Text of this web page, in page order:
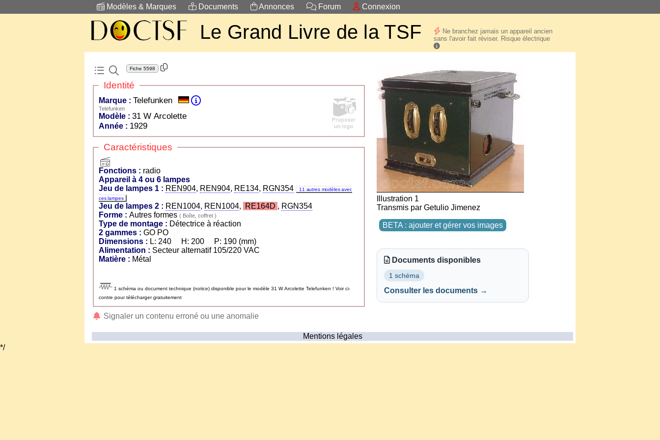
Modèles & Marques Documents Annonces Forum Connexion
Le Grand Livre de la TSF
Ne branchez jamais un appareil ancien
sans l'avoir fait réviser. Risque électrique
Fiche 5598
Identité
Marque : Telefunken
Telefunken
Modèle : 31 W Arcolette
Année : 1929
Caractéristiques
Fonctions : radio
Appareil à 4 ou 6 lampes
Jeu de lampes 1 : REN904, REN904, RE134, RGN354
11 autres modèles avec
ces lampes
Jeu de lampes 2 : REN1004, REN1004, RE164D , RGN354
Forme : Autres formes ( Boîte, coffret )
Type de montage : Détectrice à réaction
2 gammes :
GO PO
Dimensions : L: 240 H: 200 P: 190 (mm)
Alimentation : Secteur alternatif 105/220 VAC
Matière : Métal
1 schéma ou document technique (notice) disponible pour le modèle 31 W Arcolette Telefunken ! Voir ci-
contre pour télécharger gratuitement
Signaler un contenu erroné ou une anomalie
Illustration 1
Transmis par Getulio Jimenez
BETA : ajouter et gérer vos images
Documents disponibles
1 schéma
Consulter les documents →
Mentions légales
*/